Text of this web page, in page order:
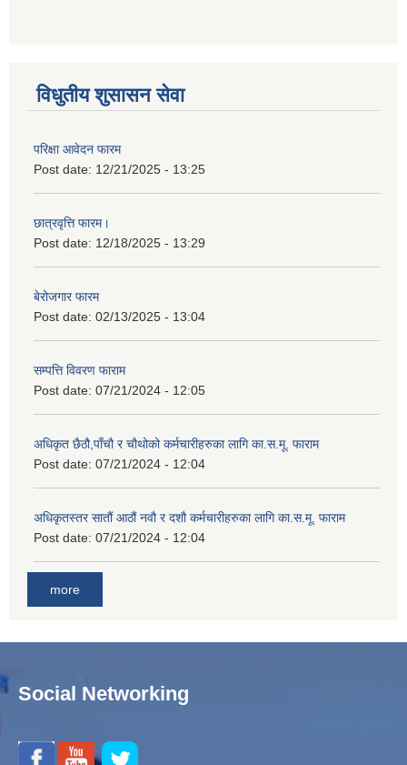
विधुतीय शुसासन सेवा
परिक्षा आवेदन फारम
Post date: 12/21/2025 - 13:25
छात्रवृत्ति फारम।
Post date: 12/18/2025 - 13:29
बेरोजगार फारम
Post date: 02/13/2025 - 13:04
सम्पत्ति विवरण फाराम
Post date: 07/21/2024 - 12:05
अधिकृत छैठौ,पाँचौ र चौथोको कर्मचारीहरुका लागि का.स.मू. फाराम
Post date: 07/21/2024 - 12:04
अधिकृतस्तर सातौं आठौं नवौ र दशौ कर्मचारीहरुका लागि का.स.मू. फाराम
Post date: 07/21/2024 - 12:04
more
Social Networking